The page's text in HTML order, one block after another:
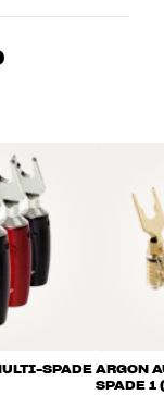
produkterne
der passer
Det er godt
SPADE ARGON
SPADE 1